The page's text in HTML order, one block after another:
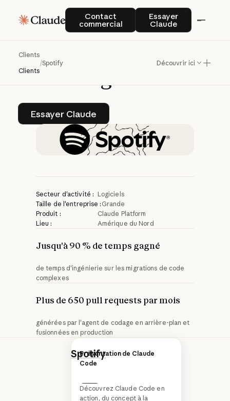
Contact
commercial
Contact commercial
Essayer
Claude
Essayer Claude
Clients
Clients
/Spotify Découvrir ici
Spotifyréduitle
tempsdemigration
de90 auSDK
Claude
Essayer Claude
Essayer Claude
Secteur d'activité : Logiciels
Taille de l'entreprise : Grande
Produit :
Claude Platform
Lieu :
Amérique du Nord
Jusqu'à 90 % de temps gagné
de temps d'ingénierie sur les migrations de code
complexes
Plus de 650 pull requests par mois
générées par l'agent de codage en arrière-plan et
fusionnées en production
Création d'agents avec le
SDK Claude Agent
Présentation de Claude
Code
Suivant
Découvrez Claude Code en
action, du concept à la
Spotify, le service
d'abonnement de
streaming audio le